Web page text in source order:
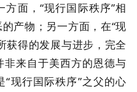
面，“现行国际秩序”相
产物；另一方面，在“现
获得的发展与进步，完全
来自于美西方的恩德与
现行国际秩序”之父的心